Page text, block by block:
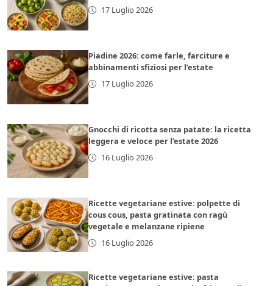
17 Luglio 2026
Piadine 2026: come farle, farciture e
abbinamenti sfiziosi per l’estate
17 Luglio 2026
Gnocchi di ricotta senza patate: la ricetta
leggera e veloce per l’estate 2026
16 Luglio 2026
Ricette vegetariane estive: polpette di
cous cous, pasta gratinata con ragù
vegetale e melanzane ripiene
16 Luglio 2026
Ricette vegetariane estive: pasta